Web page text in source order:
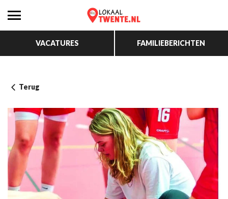
VACATURES FAMILIEBERICHTEN
Terug